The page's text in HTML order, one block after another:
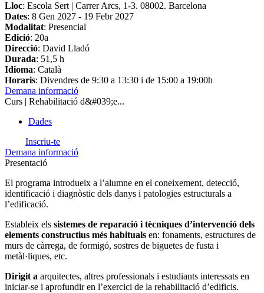
Lloc: Escola Sert | Carrer Arcs, 1-3. 08002. Barcelona
Dates: 8 Gen 2027 - 19 Febr 2027
Modalitat: Presencial
Edició: 20a
Direcció: David Lladó
Durada: 51,5 h
Idioma: Català
Horaris: Divendres de 9:30 a 13:30 i de 15:00 a 19:00h
Demana informació
Curs | Rehabilitació d&#039;e...
Dades
Inscriu-te
Demana informació
Presentació
El programa introdueix a l’alumne en el coneixement, detecció,
identificació i diagnòstic dels danys i patologies estructurals a
l’edificació.
Estableix els sistemes de reparació i tècniques d’intervenció dels
elements constructius més habituals en: fonaments, estructures de
murs de càrrega, de formigó, sostres de biguetes de fusta i
metàl·liques, etc.
Dirigit a arquitectes, altres professionals i estudiants interessats en
iniciar-se i aprofundir en l’exercici de la rehabilitació d’edificis.